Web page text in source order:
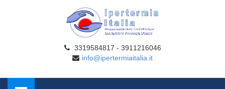
3319584817 - 3911216046
info@ipertermiaitalia.it